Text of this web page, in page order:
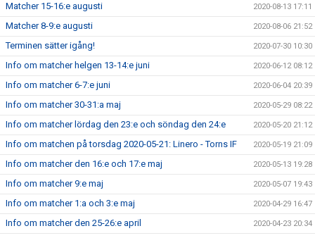
Matcher 15-16:e augusti 2020-08-13 17:11
Matcher 8-9:e augusti 2020-08-06 21:52
Terminen sätter igång! 2020-07-30 10:30
Info om matcher helgen 13-14:e juni 2020-06-12 08:12
Info om matcher 6-7:e juni 2020-06-04 20:39
Info om matcher 30-31:a maj 2020-05-29 08:22
Info om matcher lördag den 23:e och söndag den 24:e 2020-05-20 21:12
Info om matchen på torsdag 2020-05-21: Linero - Torns IF 2020-05-19 21:09
Info om matcher den 16:e och 17:e maj 2020-05-13 19:28
Info om matcher 9:e maj 2020-05-07 19:43
Info om matcher 1:a och 3:e maj 2020-04-29 16:47
Info om matcher den 25-26:e april 2020-04-23 20:34